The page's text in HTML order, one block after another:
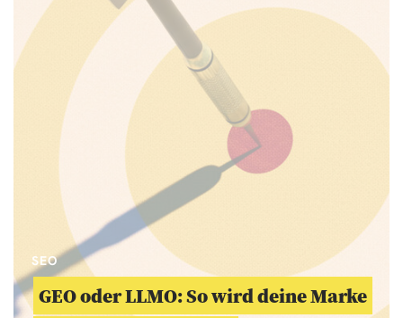
SEO
GEO oder LLMO: So wird deine Marke